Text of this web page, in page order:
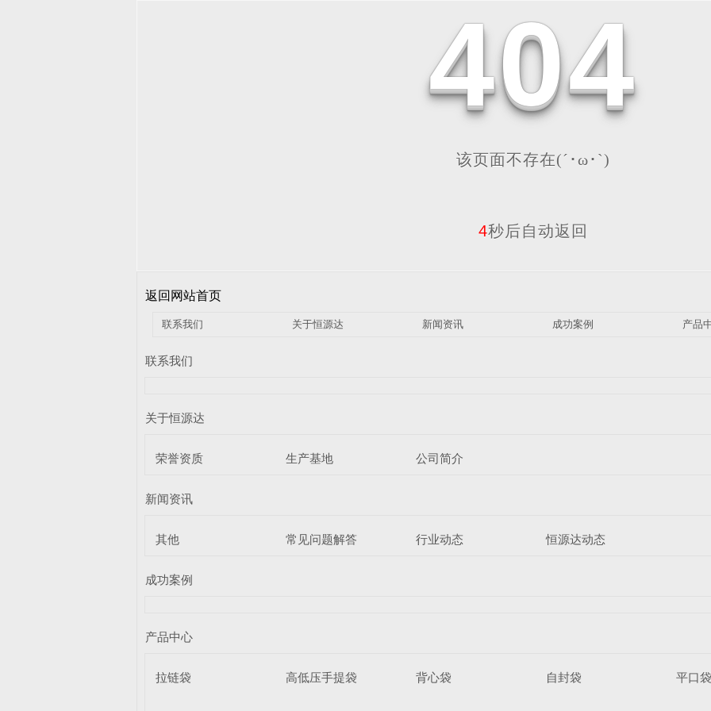
404
该页面不存在(´･ω･`)
4秒后自动返回
返回网站首页
联系我们 关于恒源达 新闻资讯 成功案例 产品
联系我们
关于恒源达
荣誉资质 生产基地 公司简介
新闻资讯
其他 常见问题解答 行业动态 恒源达动态
成功案例
产品中心
拉链袋 高低压手提袋 背心袋 自封袋 平口袋